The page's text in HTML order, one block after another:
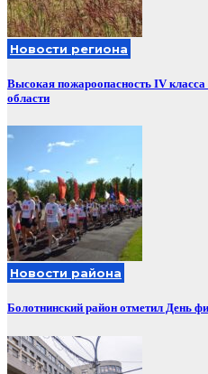
Новости региона
Высокая пожароопасность IV
области
Новости района
Болотнинский район отметил День